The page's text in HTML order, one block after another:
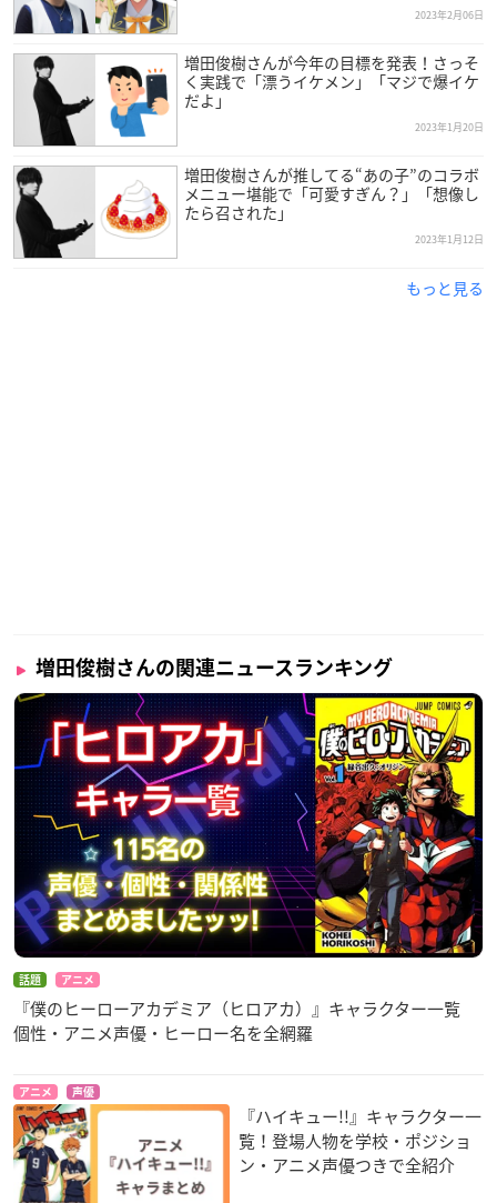
2023年2月06日
増田俊樹さんが今年の目標を発表！さっそ
く実践で「漂うイケメン」「マジで爆イケ
だよ」
2023年1月20日
増田俊樹さんが推してる“あの子”のコラボ
メニュー堪能で「可愛すぎん？」「想像し
たら召された」
2023年1月12日
もっと見る
増田俊樹さんの関連ニュースランキング
話題 アニメ
『僕のヒーローアカデミア（ヒロアカ）』キャラクター一覧
個性・アニメ声優・ヒーロー名を全網羅
アニメ 声優
『ハイキュー!!』キャラクター一
覧！登場人物を学校・ポジショ
ン・アニメ声優つきで全紹介